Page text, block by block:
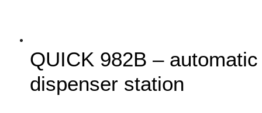
QUICK 982B – automatic
dispenser station